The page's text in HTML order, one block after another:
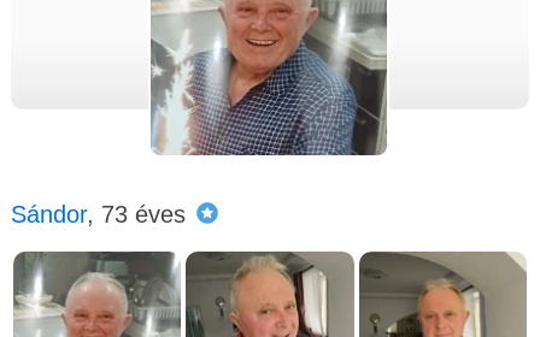
Sándor, 73 éves